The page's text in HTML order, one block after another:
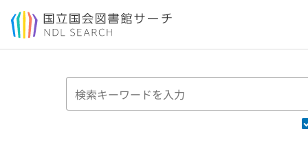
本文へ移動